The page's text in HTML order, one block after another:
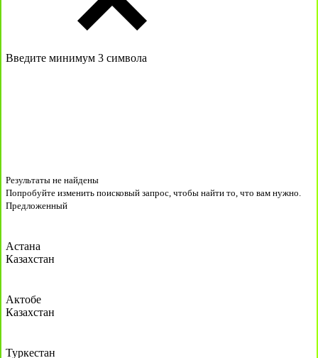
Введите минимум 3 символа
Результаты не найдены
Попробуйте изменить поисковый запрос, чтобы найти то, что вам нужно.
Предложенный
Астана
Казахстан
Актобе
Казахстан
Туркестан